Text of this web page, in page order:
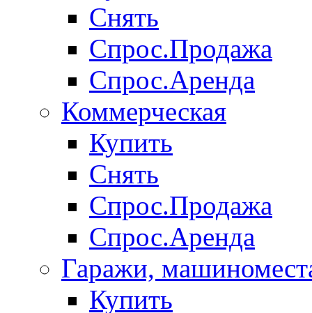
Снять
Спрос.Продажа
Спрос.Аренда
Коммерческая
Купить
Снять
Спрос.Продажа
Спрос.Аренда
Гаражи,
Купить